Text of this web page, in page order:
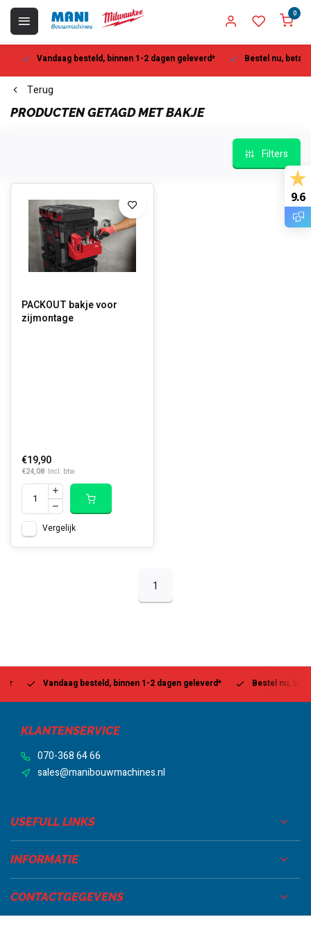
0
Vandaag besteld, binnen 1-2 dagen geleverd* Bestel nu, betaal
Terug
PRODUCTEN GETAGD MET BAKJE
Filters
PACKOUT bakje voor
zijmontage
€19,90
€24,08 Incl. btw
Vergelijk
1
Vandaag besteld, binnen 1-2 dagen geleverd* Bestel nu, betaal
KLANTENSERVICE
070-368 64 66
sales@manibouwmachines.nl
USEFULL LINKS
INFORMATIE
CONTACTGEGEVENS
9.6